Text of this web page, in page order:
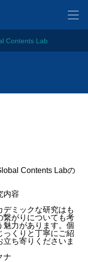
Contents Lab
Contents Labの
内容
デミックな研究はも
繋がりについても考
魅力があります。個
っくりと丁寧にご紹
ち寄りくださいま
ナ